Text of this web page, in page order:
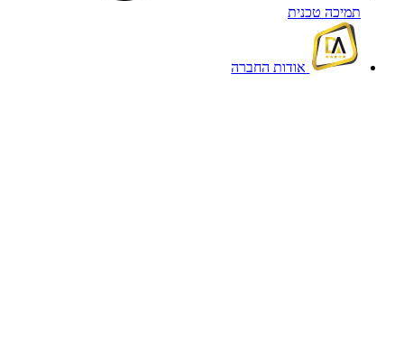
תמיכה טכנית
אודות החברה